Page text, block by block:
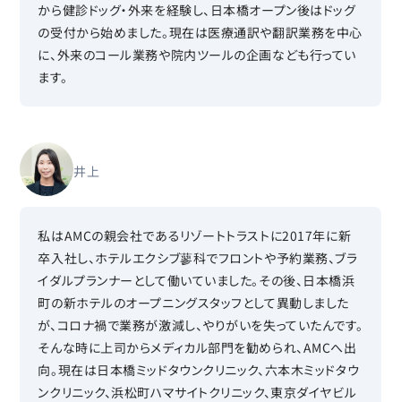
から健診ドッグ・外来を経験し、日本橋オープン後はドッグ
の受付から始めました。現在は医療通訳や翻訳業務を中心
に、外来のコール業務や院内ツールの企画なども行ってい
ます。
井上
私はAMCの親会社であるリゾートトラストに2017年に新
卒入社し、ホテルエクシブ蓼科でフロントや予約業務、ブラ
イダルプランナーとして働いていました。その後、日本橋浜
町の新ホテルのオープニングスタッフとして異動しました
が、コロナ禍で業務が激減し、やりがいを失っていたんです。
そんな時に上司からメディカル部門を勧められ、AMCへ出
向。現在は日本橋ミッドタウンクリニック、六本木ミッドタウ
ンクリニック、浜松町ハマサイトクリニック、東京ダイヤビル